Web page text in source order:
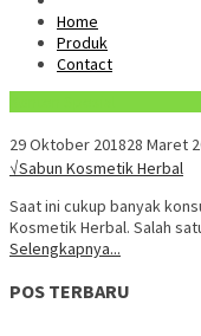
Home
Produk
Contact
29 Oktober 201828 Maret
√Sabun Kosmetik Herbal
Saat ini cukup banyak
Kosmetik Herbal. Salah
Selengkapnya...
POS TERBARU